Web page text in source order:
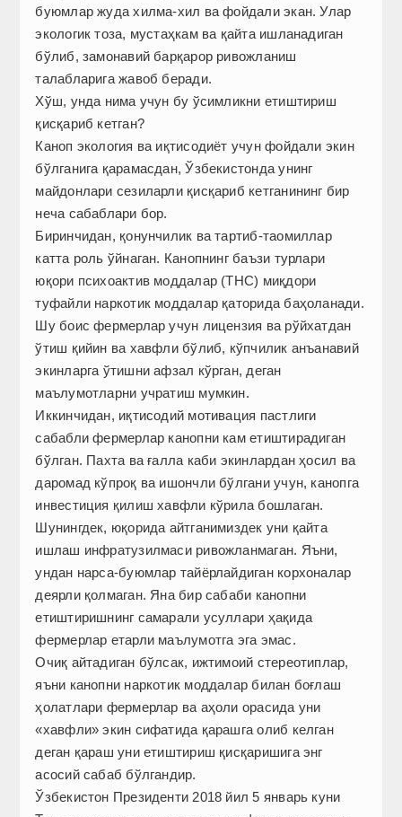
буюмлар жуда хилма-хил ва фойдали экан. Улар
экологик тоза, мустаҳкам ва қайта ишланадиган
бўлиб, замонавий барқарор ривожланиш
талабларига жавоб беради.
Хўш, унда нима учун бу ўсимликни етиштириш
қисқариб кетган?
Каноп экология ва иқтисодиёт учун фойдали экин
бўлганига қарамасдан, Ўзбекистонда унинг
майдонлари сезиларли қисқариб кетганининг бир
неча сабаблари бор.
Биринчидан, қонунчилик ва тартиб-таомиллар
катта роль ўйнаган. Канопнинг баъзи турлари
юқори психоактив моддалар (THC) миқдори
туфайли наркотик моддалар қаторида баҳоланади.
Шу боис фермерлар учун лицензия ва рўйхатдан
ўтиш қийин ва хавфли бўлиб, кўпчилик анъанавий
экинларга ўтишни афзал кўрган, деган
маълумотларни учратиш мумкин.
Иккинчидан, иқтисодий мотивация пастлиги
сабабли фермерлар канопни кам етиштирадиган
бўлган. Пахта ва ғалла каби экинлардан ҳосил ва
даромад кўпроқ ва ишончли бўлгани учун, канопга
инвестиция қилиш хавфли кўрила бошлаган.
Шунингдек, юқорида айтганимиздек уни қайта
ишлаш инфратузилмаси ривожланмаган. Яъни,
ундан нарса-буюмлар тайёрлайдиган корхоналар
деярли қолмаган. Яна бир сабаби канопни
етиштиришнинг самарали усуллари ҳақида
фермерлар етарли маълумотга эга эмас.
Очиқ айтадиган бўлсак, ижтимоий стереотиплар,
яъни канопни наркотик моддалар билан боғлаш
ҳолатлари фермерлар ва аҳоли орасида уни
«хавфли» экин сифатида қарашга олиб келган
деган қараш уни етиштириш қисқаришига энг
асосий сабаб бўлгандир.
Ўзбекистон Президенти 2018 йил 5 январь куни